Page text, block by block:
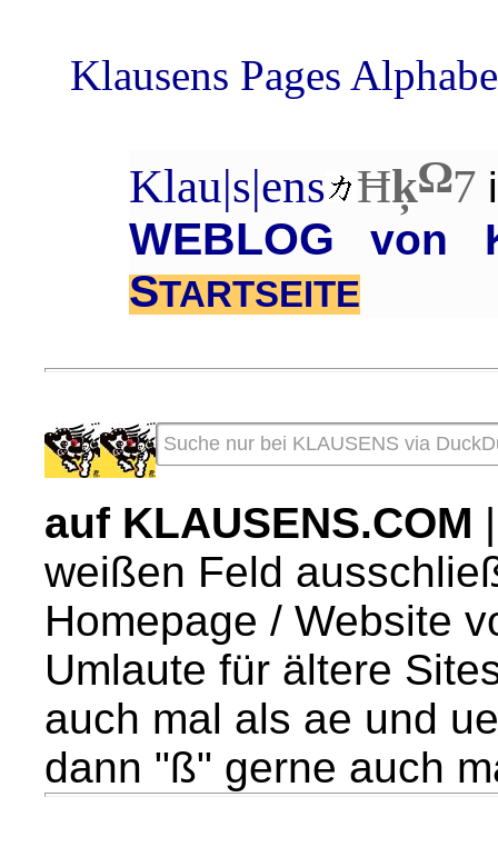
Klausens Pages
Klau|s|ens ĦķΩ7
WEBLOG von
STARTSEITE
auf KLAUSENS.COM
weißen Feld
Homepage / Website
Umlaute für ältere
auch mal als ae und
dann "ß" gerne auch